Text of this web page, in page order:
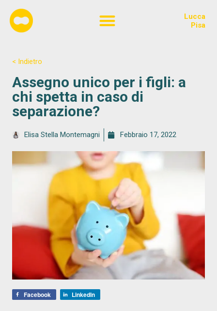
Lucca
Pisa
< Indietro
Assegno unico per i figli: a
chi spetta in caso di
separazione?
Elisa Stella Montemagni Febbraio 17, 2022
Facebook LinkedIn